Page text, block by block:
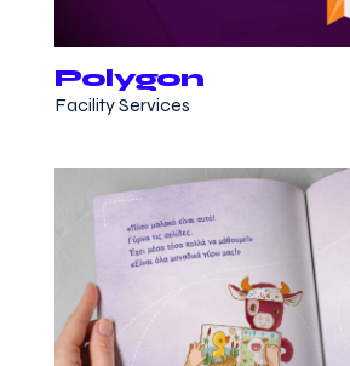
Polygon
Facility Services